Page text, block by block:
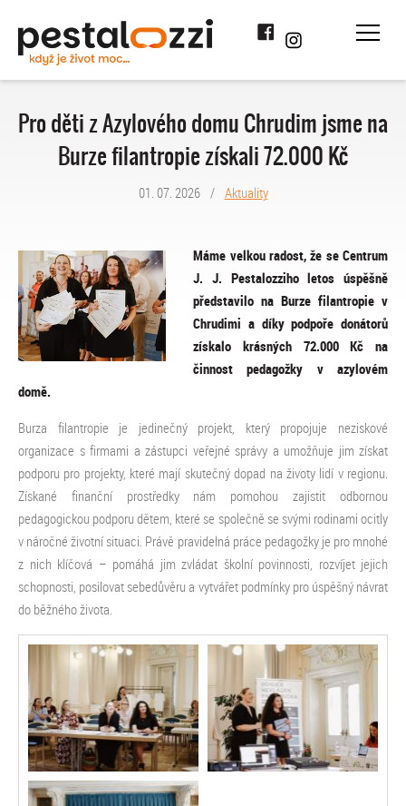
Instagram
Facebook
Pro děti z Azylového domu Chrudim jsme na
Burze filantropie získali 72.000 Kč
01. 07. 2026 / Aktuality
Máme velkou radost, že se Centrum
J. J. Pestalozziho letos úspěšně
představilo na Burze filantropie v
Chrudimi a díky podpoře donátorů
získalo krásných 72.000 Kč na
činnost pedagožky v azylovém
domě.
Burza filantropie je jedinečný projekt, který propojuje neziskové
organizace s firmami a zástupci veřejné správy a umožňuje jim získat
podporu pro projekty, které mají skutečný dopad na životy lidí v regionu.
Získané finanční prostředky nám pomohou zajistit odbornou
pedagogickou podporu dětem, které se společně se svými rodinami ocitly
v náročné životní situaci. Právě pravidelná práce pedagožky je pro mnohé
z nich klíčová – pomáhá jim zvládat školní povinnosti, rozvíjet jejich
schopnosti, posilovat sebedůvěru a vytvářet podmínky pro úspěšný návrat
do běžného života.